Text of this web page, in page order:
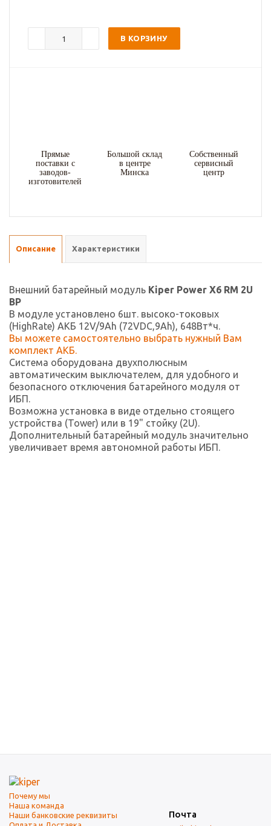
В КОРЗИНУ
Прямые
поставки с
заводов-
изготовителей
Большой склад
в центре
Минска
Собственный
сервисный
центр
Описание Характеристики
Внешний батарейный модуль Kiper Power X6 RM 2U
BP
В модуле установлено 6шт. высоко-токовых
(HighRate) АКБ 12V/9Ah (72VDC,9Ah), 648Вт*ч.
Вы можете самостоятельно выбрать нужный Вам
комплект АКБ.
Система оборудована двухполюсным
автоматическим выключателем, для удобного и
безопасного отключения батарейного модуля от
ИБП.
Возможна установка в виде отдельно стоящего
устройства (Tower) или в 19" стойку (2U).
Дополнительный батарейный модуль значительно
увеличивает время автономной работы ИБП.
Почему мы
Наша команда
Наши банковские реквизиты
Почта